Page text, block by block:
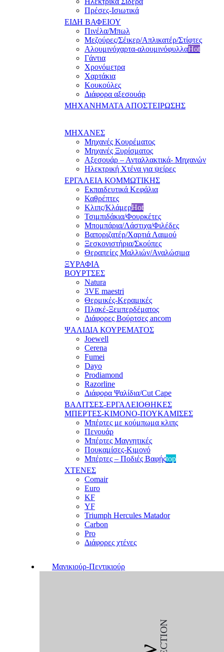
Πρέσες-Ισιωτικά
ΕΙΔΗ ΒΑΦΕΙΟΥ
Πινέλα/Μπωλ
Μεζούρες/Σέικερ/Απλικατέρ/Στίφτες
Αλουμινόχαρτα-αλουμινόφυλλαHot
Γάντια
Χρονόμετρα
Χαρτάκια
Κουκούλες
Διάφορα αξεσουάρ
ΜΗΧΑΝΗΜΑΤΑ ΑΠΟΣΤΕΙΡΩΣΗΣ
ΜΗΧΑΝΕΣ
Μηχανές Κουρέματος
Μηχανές Ξυρίσματος
Αξεσουάρ – Ανταλλακτικά- Μηχανών
Ηλεκτρική Χτένα για ψείρες
ΕΡΓΑΛΕΙΑ ΚΟΜΜΩΤΙΚΗΣ
Εκπαιδευτικά Κεφάλια
Καθρέπτες
Κλιπς/ΚλάμερHot
Τσιμπιδάκια/Φουρκέτες
Μπομπάρια/Λάστιχα/Φιλέδες
Βαποριζατέρ/Χαρτιά Λαιμού
Ξεσκονιστήρια/Σκούπες
Θεραπείες Μαλλιών/Αναλώσιμα
ΞΥΡΑΦΙΑ
ΒΟΥΡΤΣΕΣ
Natura
3VE maestri
Θερμικές-Κεραμικές
Πλακέ-Ξεμπερδέματος
Διάφορες Βούρτσες ancom
ΨΑΛΙΔΙΑ ΚΟΥΡΕΜΑΤΟΣ
Joewell
Cerena
Fumei
Dayo
Prodiamond
Razorline
Διάφορα Ψαλίδια/Cut Cape
ΒΑΛΙΤΣΕΣ-ΕΡΓΑΛΕΙΟΘΗΚΕΣ
ΜΠΕΡΤΕΣ-ΚΙΜΟΝΟ-ΠΟΥΚΑΜΙΣΕΣ
Μπέρτες με κούμπωμα κλιπς
Πενουάρ
Μπέρτες Μαγνητικές
Πουκαμίσες-Κιμονό
Μπέρτες – Ποδιές Βαφήςtop
ΧΤΕΝΕΣ
Comair
Euro
KF
YF
Triumph Hercules Matador
Carbon
Pro
Διάφορες χτένες
Μανικιούρ-Πεντικιούρ